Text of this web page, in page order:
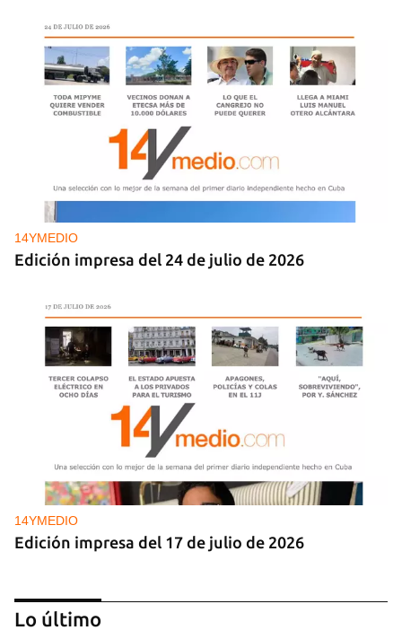
14YMEDIO
Edición impresa del 24 de julio de 2026
14YMEDIO
Edición impresa del 17 de julio de 2026
Lo último